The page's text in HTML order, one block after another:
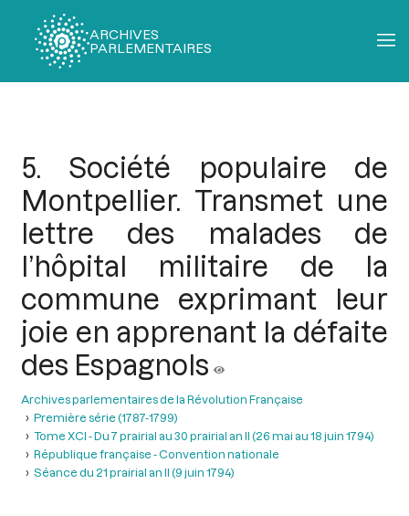
ARCHIVES
PARLEMENTAIRES
5. Société populaire de
Montpellier. Transmet une
lettre des malades de
l’hôpital militaire de la
commune exprimant leur
joie en apprenant la défaite
des Espagnols
Archives parlementaires de la Révolution Française
Première série (1787-1799)
Tome XCI - Du 7 prairial au 30 prairial an II (26 mai au 18 juin 1794)
République française - Convention nationale
Séance du 21 prairial an II (9 juin 1794)